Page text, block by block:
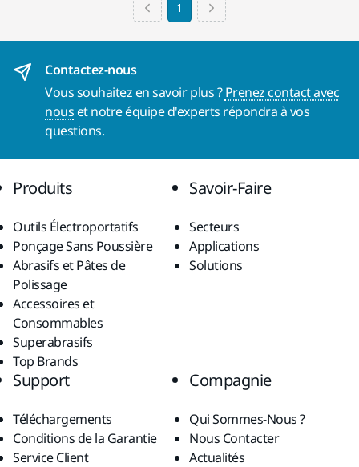
1
Contactez-nous
Vous souhaitez en savoir plus ?Prenez contact avec
nous et notre équipe d'experts répondra à vos
questions.
Produits
Outils Électroportatifs
Ponçage Sans Poussière
Abrasifs et Pâtes de
Polissage
Accessoires et
Consommables
Superabrasifs
Top Brands
Savoir-Faire
Secteurs
Applications
Solutions
Support
Téléchargements
Conditions de la Garantie
Service Client
Compagnie
Qui Sommes-Nous ?
Nous Contacter
Actualités